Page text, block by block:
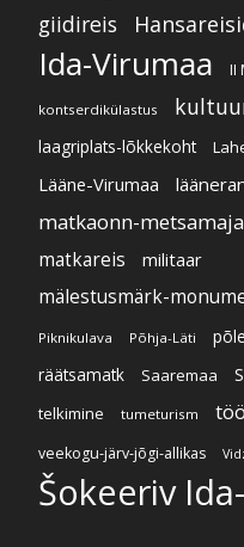
giidireis
Ida-Virumaa II
kontserdikülastus
laagriplats-lõkkekoht
Lääne-Virumaa
matkaonn-metsamaja
matkareis militaar
mälestusmärk-
Piknikulava Põhja-Läti
räätsamatk Saaremaa
telkimine tumeturism
veekogu-järv-jõgi-allikas
Šokeeriv